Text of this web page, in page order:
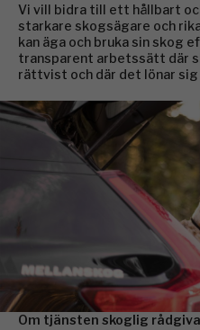
Vi vill bidra till ett hållbart
starkare skogsägare och
kan äga och bruka sin skog
transparent arbetssätt där
rättvist och där det lönar sig
Om tjänsten skoglig